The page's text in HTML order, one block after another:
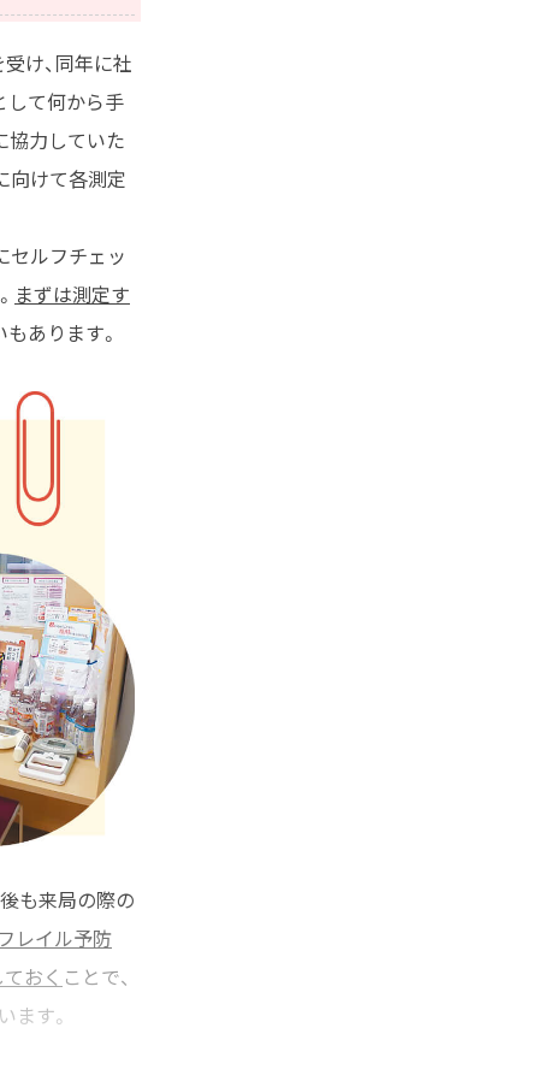
け、同年に社
して何から手
協力していた
向けて各測定
セルフチェッ
まずは測定す
あります。
も来局の際の
フレイル予防
おく ことで、
ます。